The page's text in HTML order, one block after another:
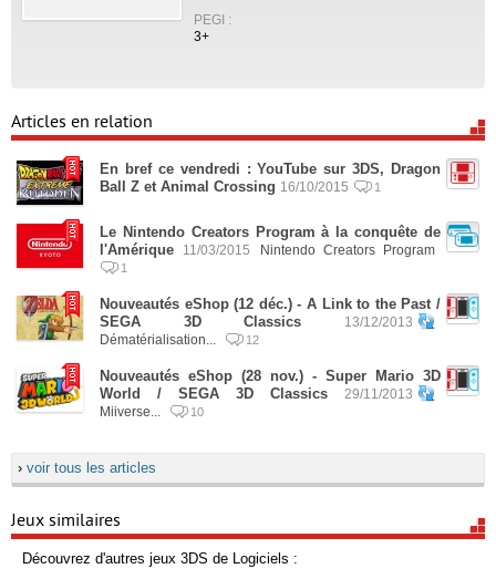
PEGI :
3+
Articles en relation
En bref ce vendredi : YouTube sur 3DS, Dragon
Ball Z et Animal Crossing 16/10/2015 1
Le Nintendo Creators Program à la conquête de
l'Amérique
11/03/2015 Nintendo Creators Program
1
Nouveautés eShop (12 déc.) - A Link to the Past /
SEGA 3D Classics
13/12/2013
Dématérialisation...
12
Nouveautés eShop (28 nov.) - Super Mario 3D
World / SEGA 3D Classics
29/11/2013
Miiverse...
10
› voir tous les articles
Jeux similaires
Découvrez d'autres jeux 3DS de Logiciels :